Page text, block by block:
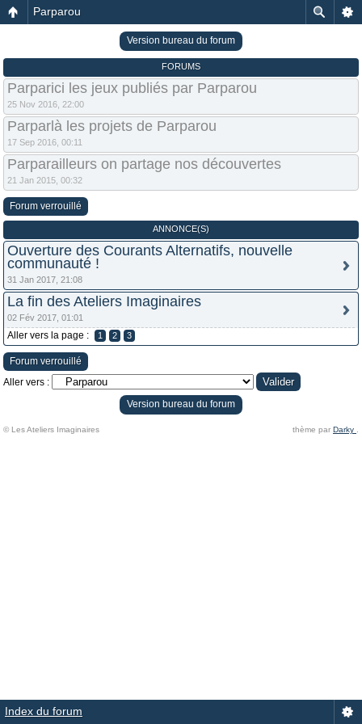
Parparou
Version bureau du forum
FORUMS
Parparici les jeux publiés par Parparou
25 Nov 2016, 22:00
Parparlà les projets de Parparou
17 Sep 2016, 00:11
Parparailleurs on partage nos découvertes
21 Jan 2015, 00:32
Forum verrouillé
ANNONCE(S)
Ouverture des Courants Alternatifs, nouvelle
communauté !
31 Jan 2017, 21:08
La fin des Ateliers Imaginaires
02 Fév 2017, 01:01
Aller vers la page : 1 2 3
Forum verrouillé
Aller vers :
Version bureau du forum
© Les Ateliers Imaginaires thème par Darky
Index du forum